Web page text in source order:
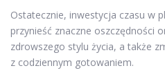
Ostatecznie, inwestycja czasu w
przynieść znaczne oszczędności
zdrowszego stylu życia, a także
z codziennym gotowaniem.